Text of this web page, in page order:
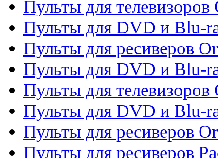
Пульты для телевизоров
Пульты для DVD и Blu-
Пульты для ресиверов
Пульты для DVD и Blu-
Пульты для телевизоров
Пульты для DVD и Blu-
Пульты для ресиверов
Пульты для ресиверов